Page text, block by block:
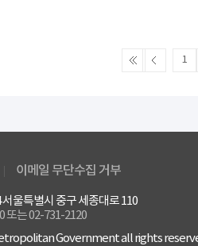
1
이메일 무단수집 거부
서울특별시 중구 세종대로 110
또는 02-731-2120
Government all rights